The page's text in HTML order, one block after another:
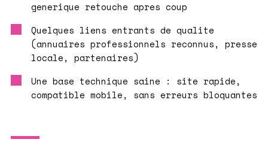
generique retouche apres coup
Quelques liens entrants de qualite
(annuaires professionnels reconnus, presse
locale, partenaires)
Une base technique saine : site rapide,
compatible mobile, sans erreurs bloquantes